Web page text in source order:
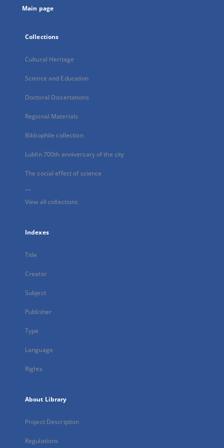
Main page
Collections
Cultural Heritage
Science and Education
Doctoral Dissertations
Regional Materials
Bibliophile collection
Lublin 700th anniversary of the city
The social effect of science
...
View all collections
Indexes
Title
Creator
Subject
Publisher
Type
Language
Rights
About Library
Project Description
Regulations